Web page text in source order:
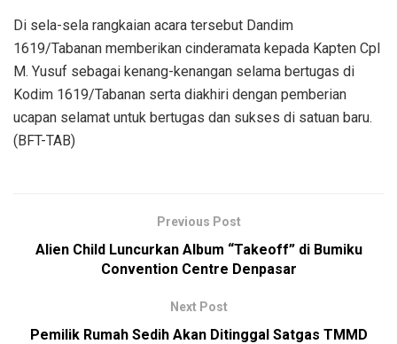
Di sela-sela rangkaian acara tersebut Dandim
1619/Tabanan memberikan cinderamata kepada Kapten Cpl
M. Yusuf sebagai kenang-kenangan selama bertugas di
Kodim 1619/Tabanan serta diakhiri dengan pemberian
ucapan selamat untuk bertugas dan sukses di satuan baru.
(BFT-TAB)
Previous Post
Alien Child Luncurkan Album “Takeoff” di Bumiku
Convention Centre Denpasar
Next Post
Pemilik Rumah Sedih Akan Ditinggal Satgas TMMD